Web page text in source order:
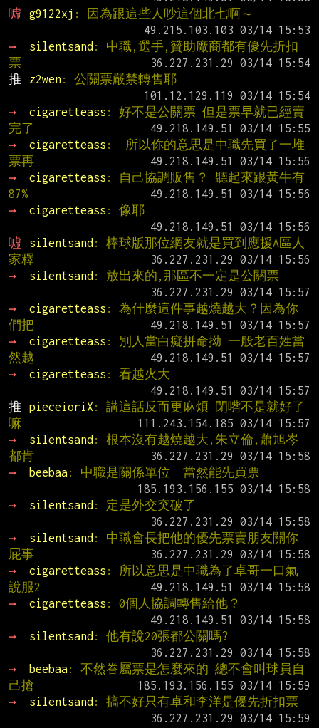
噓
g9122xj : 因為跟這些人吵這個北七啊～
→
silentsand : 中職,選手,贊助廠商都有優先折扣
票
推
z2wen: 公關票嚴禁轉售耶
→
cigaretteass : 好不是公關票 但是票早就已經賣
完了
→
cigaretteass :  所以你的意思是中職先買了一堆
票再
→
cigaretteass : 自己協調販售？ 聽起來跟黃牛有
87%
→
cigaretteass : 像耶
噓
silentsand : 棒球版那位網友就是買到應援A區人
家釋
→
silentsand : 放出來的,那區不一定是公關票
→
cigaretteass : 為什麼這件事越燒越大？因為你
們把
→
cigaretteass : 別人當白癡拼命拗 一般老百姓當
然越
→
cigaretteass : 看越火大
推
pieceioriX : 講這話反而更麻煩 閉嘴不是就好了
嘛
→
silentsand : 根本沒有越燒越大,朱立倫,蕭旭岑
都肯
→
beebaa: 中職是關係單位  當然能先買票
→
silentsand : 定是外交突破了
→
silentsand : 中職會長把他的優先票賣朋友關你
屁事
→
cigaretteass : 所以意思是中職為了卓哥一口氣
說服2
→
cigaretteass : 0個人協調轉售給他？
→
silentsand : 他有說20張都公關嗎?
→
beebaa: 不然眷屬票是怎麼來的 總不會叫球員自
己搶
→
silentsand : 搞不好只有卓和李洋是優先折扣票